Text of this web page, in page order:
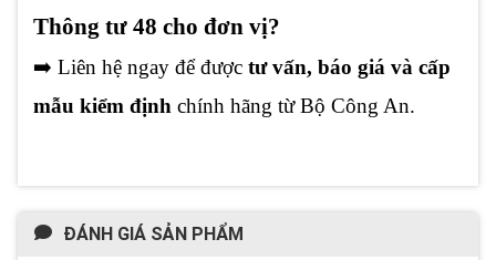
Thông tư 48 cho đơn vị?
➡️ Liên hệ ngay để được tư vấn, báo giá và cấp
mẫu kiểm định chính hãng từ Bộ Công An.
ĐÁNH GIÁ SẢN PHẨM